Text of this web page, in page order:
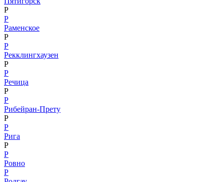
Р
Р
Раменское
Р
Р
Рекклингхаузен
Р
Р
Речица
Р
Р
Рибейран-Прету
Р
Р
Рига
Р
Р
Ровно
Р